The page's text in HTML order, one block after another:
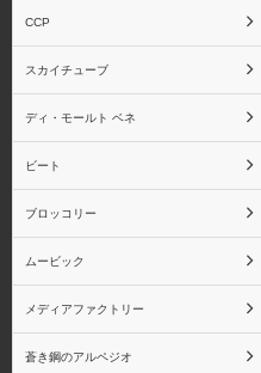
竈門禰󠄀豆子
栗花落カナヲ
胡蝶しのぶ
CCP
スカイチューブ
ディ・モールト ベネ
ビート
ブロッコリー
ムービック
メディアファクトリー
蒼き鋼のアルペジオ